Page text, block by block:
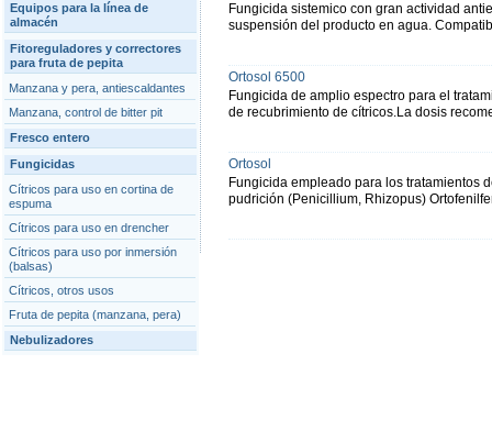
Equipos para la línea de
almacén
Fitoreguladores y correctores
para fruta de pepita
Manzana y pera, antiescaldantes
Manzana, control de bitter pit
Fresco entero
Fungicidas
Cítricos para uso en cortina de
espuma
Cítricos para uso en drencher
Cítricos para uso por inmersión
(balsas)
Cítricos, otros usos
Fruta de pepita (manzana, pera)
Nebulizadores
Fungicida sistemico con gran actividad
suspensión del producto en agua.
Ortosol 6500
Fungicida de amplio espectro para el
de recubrimiento de cítricos.La dosis
Ortosol
Fungicida empleado para los tratamientos
pudrición (Penicillium, Rhizopus)